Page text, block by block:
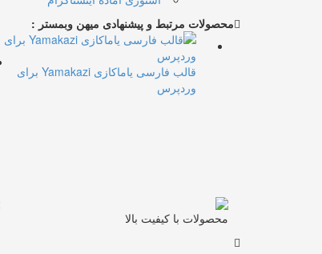
محصولات مرتبط و پیشنهادی میهن وبمستر :
قالب فارسی یاماکازی Yamakazi برای
وردپرس
محصولات با کیفیت بالا